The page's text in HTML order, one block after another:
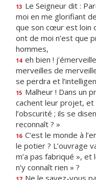
13 Le Seigneur dit :
moi en me glorifiant
que son cœur est loin
ont de moi n’est que
hommes,
14 eh bien !
merveilles de
se perdra et
15 Malheur ! Dans un
cachent leur projet,
l’obscurité ; ils se
reconnaît ? »
16 C’est le monde à
le potier ? L’ouvrage
m’a pas fabriqué »,
n’y connaît rien » ?
Ne le savez-vous